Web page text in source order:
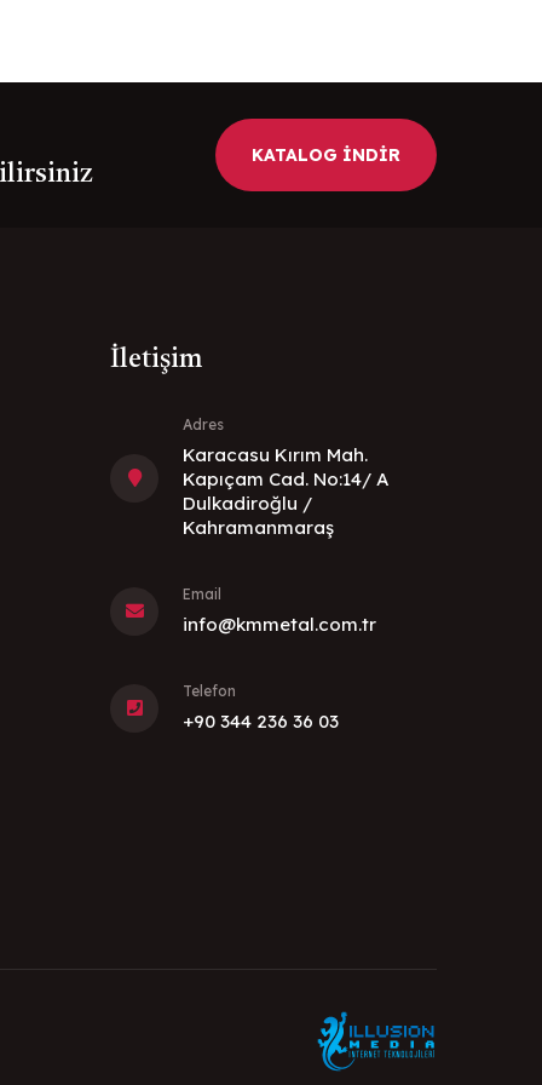
KATALOG İNDİR
İletişim
Adres
Karacasu Kırım Mah.
Kapıçam Cad. No:14/ A
Dulkadiroğlu /
Kahramanmaraş
Email
info@kmmetal.com.tr
Telefon
+90 344 236 36 03